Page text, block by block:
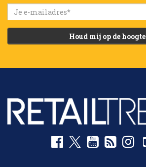
Houd mij op de hoogte